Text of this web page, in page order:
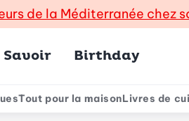
de la Méditerranée chez
Savoir Birthday
Tout pour la maisonLivres de